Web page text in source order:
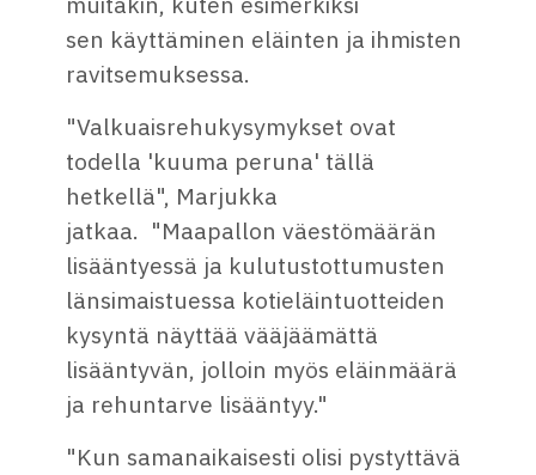
sen käyttäminen eläinten ja ihmisten
ravitsemuksessa.
"Valkuaisrehukysymykset ovat
todella 'kuuma peruna' tällä
hetkellä", Marjukka
jatkaa. "Maapallon väestömäärän
lisääntyessä ja kulutustottumusten
länsimaistuessa kotieläintuotteiden
kysyntä näyttää vääjäämättä
lisääntyvän, jolloin myös eläinmäärä
ja rehuntarve lisääntyy."
"Kun samanaikaisesti olisi pystyttävä